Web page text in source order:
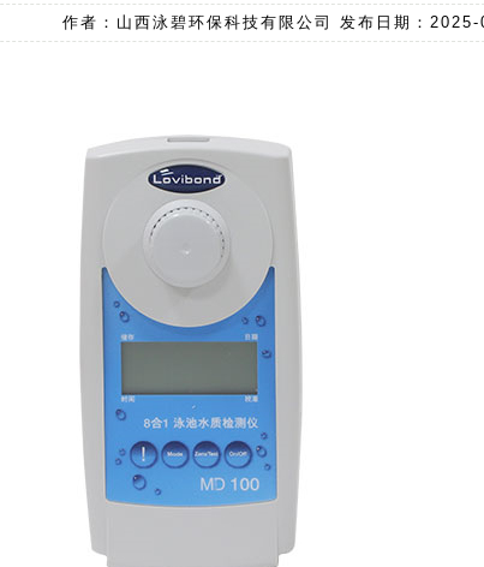
作者：山西泳碧环保科技有限公司 发布日期：